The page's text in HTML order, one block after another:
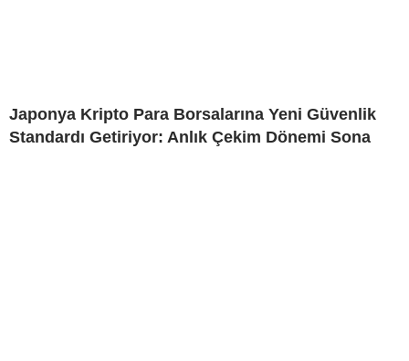
Japonya Kripto Para Borsalarına Yeni Güvenlik
Standardı Getiriyor: Anlık Çekim Dönemi Sona